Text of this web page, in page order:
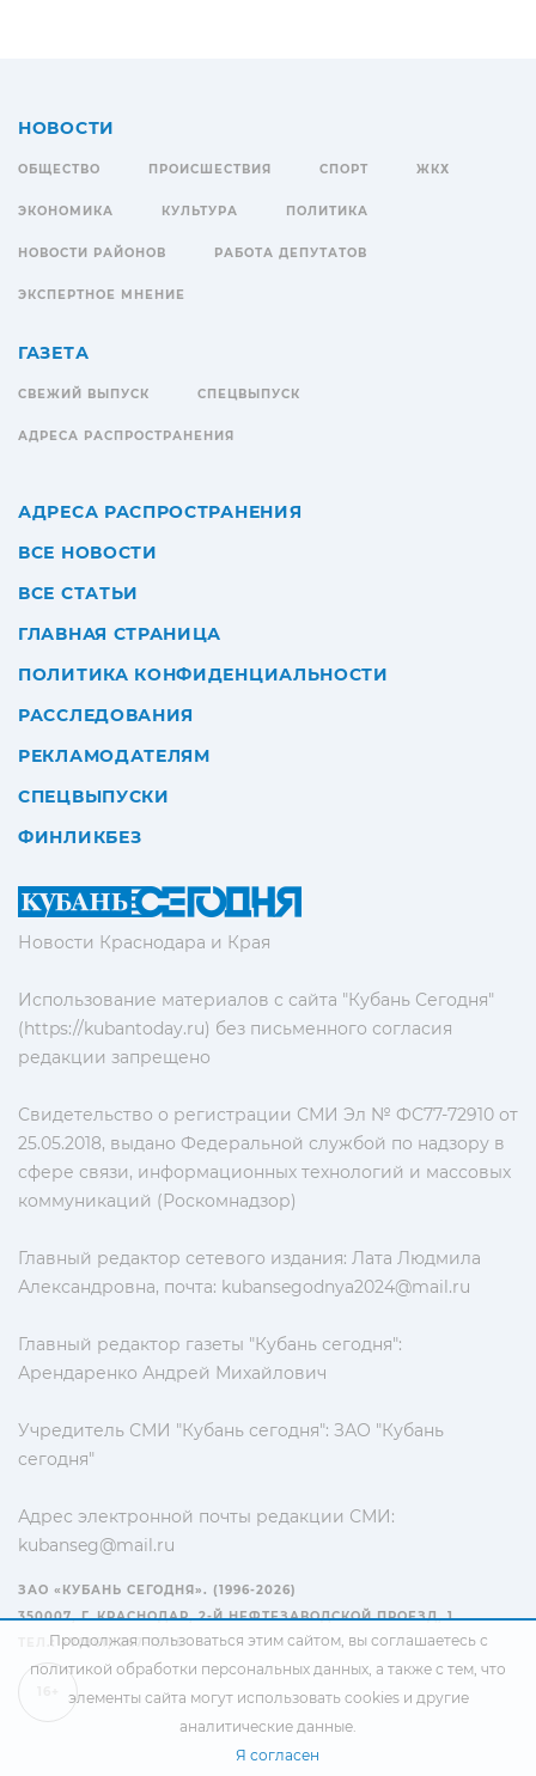
Новости Краснодара и Края
Использование материалов с сайта "Кубань Сегодня"
(https://kubantoday.ru) без письменного согласия
редакции запрещено
Свидетельство о регистрации СМИ Эл № ФС77-72910 от
25.05.2018, выдано Федеральной службой по надзору в
сфере связи, информационных технологий и массовых
коммуникаций (Роскомнадзор)
Главный редактор сетевого издания: Лата Людмила
Александровна, почта: kubansegodnya2024@mail.ru
Главный редактор газеты "Кубань сегодня":
Арендаренко Андрей Михайлович
Учредитель СМИ "Кубань сегодня": ЗАО "Кубань
сегодня"
Адрес электронной почты редакции СМИ:
kubanseg@mail.ru
НОВОСТИ
ОБЩЕСТВО ПРОИСШЕСТВИЯ СПОРТ ЖКХ
ЭКОНОМИКА КУЛЬТУРА ПОЛИТИКА
НОВОСТИ РАЙОНОВ РАБОТА ДЕПУТАТОВ
ЭКСПЕРТНОЕ МНЕНИЕ
ГАЗЕТА
СВЕЖИЙ ВЫПУСК СПЕЦВЫПУСК
АДРЕСА РАСПРОСТРАНЕНИЯ
АДРЕСА РАСПРОСТРАНЕНИЯ
ВСЕ НОВОСТИ
ВСЕ СТАТЬИ
ГЛАВНАЯ СТРАНИЦА
ПОЛИТИКА КОНФИДЕНЦИАЛЬНОСТИ
РАССЛЕДОВАНИЯ
РЕКЛАМОДАТЕЛЯМ
СПЕЦВЫПУСКИ
ФИНЛИКБЕЗ
ЗАО «КУБАНЬ СЕГОДНЯ». (1996-2026)
350007, Г. КРАСНОДАР, 2-Й НЕФТЕЗАВОДСКОЙ ПРОЕЗД, 1
ТЕЛ.: +7(861) 267-15-15
Продолжая пользоваться этим сайтом, вы соглашаетесь с
политикой обработки персональных данных, а также с тем, что
элементы сайта могут использовать cookies и другие
аналитические данные.
Я согласен